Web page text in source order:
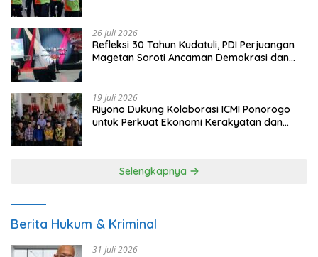
26 Juli 2026
Refleksi 30 Tahun Kudatuli, PDI Perjuangan
Magetan Soroti Ancaman Demokrasi dan
19 Juli 2026
Riyono Dukung Kolaborasi ICMI Ponorogo
untuk Perkuat Ekonomi Kerakyatan dan
Selengkapnya
Berita Hukum & Kriminal
31 Juli 2026